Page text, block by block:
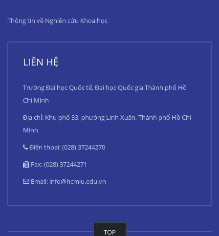
Thông tin về Nghiên cứu Khoa học
LIÊN HỆ
Trường Đại học Quốc tế, Đại học Quốc gia Thành phố Hồ
Chí Minh
Địa chỉ: Khu phố 33, phường Linh Xuân, Thành phố Hồ Chí
Minh
Điện thoại: (028) 37244270
Fax: (028) 37244271
Email: info@hcmiu.edu.vn
TOP